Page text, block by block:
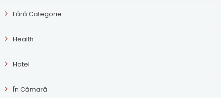
Fără Categorie
Health
Hotel
În Cămară